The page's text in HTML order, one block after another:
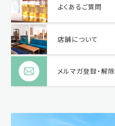
よくあるご質問
店舗について
メルマガ登録・解除